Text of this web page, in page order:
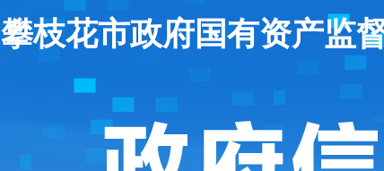
攀枝花市政府国有资产监